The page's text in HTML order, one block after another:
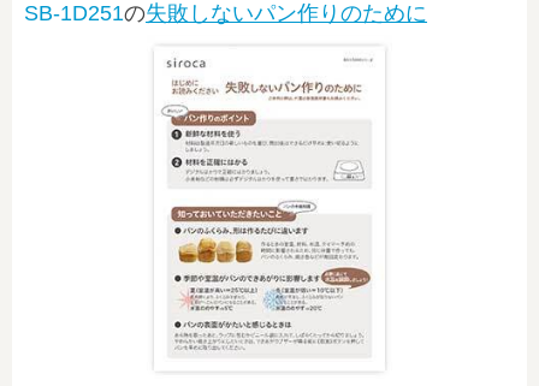
SB-1D251の失敗しないパン作りのために